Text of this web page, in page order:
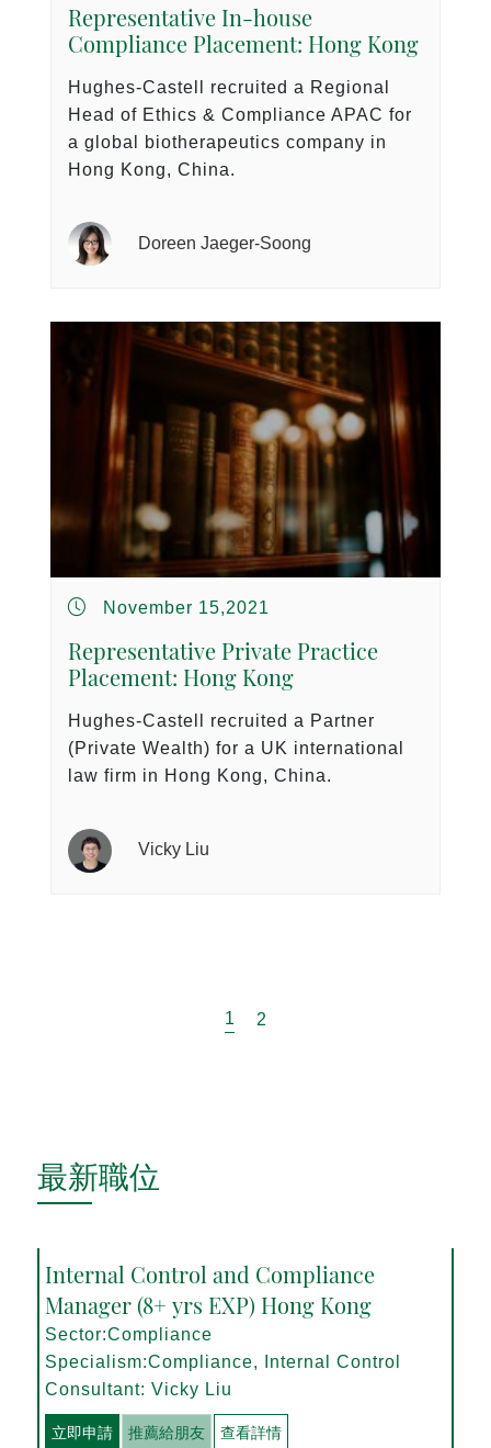
Representative In-house
Compliance Placement: Hong Kong
Hughes-Castell recruited a Regional
Head of Ethics & Compliance APAC for
a global biotherapeutics company in
Hong Kong, China.
Doreen Jaeger-Soong
November 15,2021
Representative Private Practice
Placement: Hong Kong
Hughes-Castell recruited a Partner
(Private Wealth) for a UK international
law firm in Hong Kong, China.
Vicky Liu
1 2
最新職位
Internal Control and Compliance
Manager (8+ yrs EXP) Hong Kong
Sector:Compliance
Specialism:Compliance, Internal Control
Consultant: Vicky Liu
立即申請 推薦給朋友 查看詳情